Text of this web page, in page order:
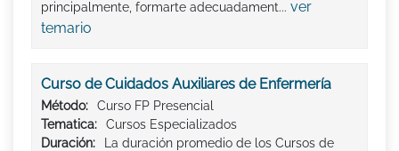
principalmente, formarte adecuadament... ver
temario
Curso de Cuidados Auxiliares de Enfermería
Método:
Curso FP Presencial
Tematica:
Cursos Especializados
Duración:
La duración promedio de los Cursos de